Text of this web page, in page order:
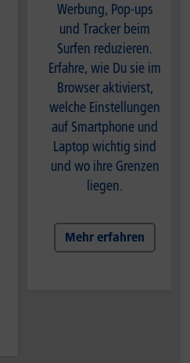
Werbung, Pop-ups
und Tracker beim
Surfen reduzieren.
Erfahre, wie Du sie im
Browser aktivierst,
welche Einstellungen
auf Smartphone und
Laptop wichtig sind
und wo ihre Grenzen
liegen.
Mehr erfahren